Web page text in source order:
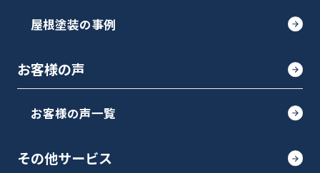
屋根塗装の事例
お客様の声
お客様の声一覧
その他サービス